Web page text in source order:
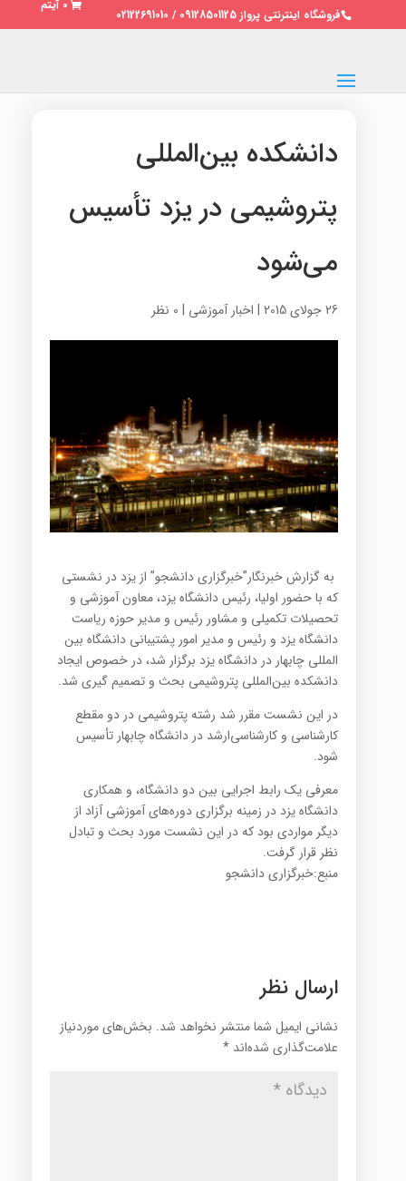
فروشگاه اینترنتی پرواز 09128501125 / 02122691010
0 آیتم
دانشکده بین‌المللی
پتروشیمی در یزد تأسیس
می‌شود
26 جولای 2015 | اخبار آموزشی | 0 نظر
به گزارش خبرنگار”خبرگزاری دانشجو” از یزد در نشستی
که با حضور اولیا، رئیس دانشگاه یزد، معاون آموزشی و
تحصیلات تکمیلی و مشاور رئیس و مدیر حوزه ریاست
دانشگاه یزد و رئیس و مدیر امور پشتیبانی دانشگاه بین
المللی چابهار در دانشگاه یزد برگزار شد، در خصوص ایجاد
دانشکده بین‌المللی پتروشیمی بحث و تصمیم گیری شد.
در این نشست مقرر شد رشته پتروشیمی در دو مقطع
کارشناسی و کارشناسی‌ارشد در دانشگاه چابهار تأسیس
شود.
معرفی یک رابط اجرایی بین دو دانشگاه، و همکاری
دانشگاه یزد در زمینه برگزاری دوره‌های آموزشی آزاد از
دیگر مواردی بود که در این نشست مورد بحث و تبادل
نظر قرار گرفت.
منبع:خبرگزاری دانشجو
ارسال نظر
نشانی ایمیل شما منتشر نخواهد شد. بخش‌های موردنیاز
علامت‌گذاری شده‌اند *